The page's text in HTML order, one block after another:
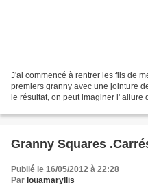
J'ai commencé à rentrer les fils de
premiers granny avec une jointure
le résultat, on peut imaginer l'
Granny Squares
Publié le 16/05/2012 à 22:28
Par louamaryllis